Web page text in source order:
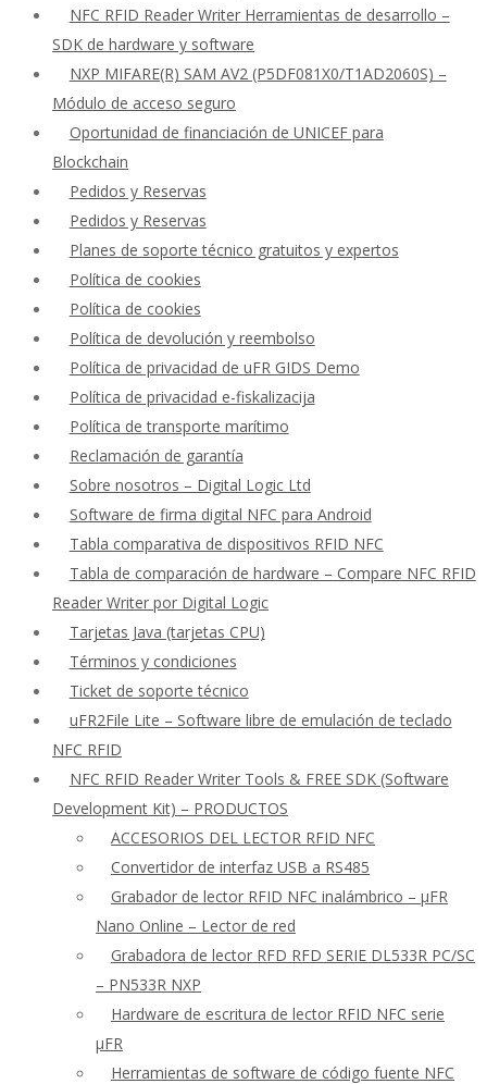
NFC RFID Reader Writer Herramientas de desarrollo –
SDK de hardware y software
NXP MIFARE(R) SAM AV2 (P5DF081X0/T1AD2060S) –
Módulo de acceso seguro
Oportunidad de financiación de UNICEF para
Blockchain
Pedidos y Reservas
Pedidos y Reservas
Planes de soporte técnico gratuitos y expertos
Política de cookies
Política de cookies
Política de devolución y reembolso
Política de privacidad de uFR GIDS Demo
Política de privacidad e-fiskalizacija
Política de transporte marítimo
Reclamación de garantía
Sobre nosotros – Digital Logic Ltd
Software de firma digital NFC para Android
Tabla comparativa de dispositivos RFID NFC
Tabla de comparación de hardware – Compare NFC RFID
Reader Writer por Digital Logic
Tarjetas Java (tarjetas CPU)
Términos y condiciones
Ticket de soporte técnico
uFR2File Lite – Software libre de emulación de teclado
NFC RFID
NFC RFID Reader Writer Tools & FREE SDK (Software
Development Kit) – PRODUCTOS
ACCESORIOS DEL LECTOR RFID NFC
Convertidor de interfaz USB a RS485
Grabador de lector RFID NFC inalámbrico – μFR
Nano Online – Lector de red
Grabadora de lector RFD RFD SERIE DL533R PC/SC
– PN533R NXP
Hardware de escritura de lector RFID NFC serie
μFR
Herramientas de software de código fuente NFC